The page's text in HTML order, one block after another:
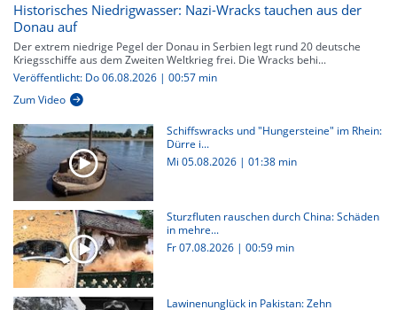
Historisches Niedrigwasser: Nazi-Wracks tauchen aus der
Donau auf
Der extrem niedrige Pegel der Donau in Serbien legt rund 20 deutsche
Kriegsschiffe aus dem Zweiten Weltkrieg frei. Die Wracks behi...
Veröffentlicht: Do 06.08.2026 | 00:57 min
Zum Video
Schiffswracks und "Hungersteine" im Rhein:
Dürre i...
Mi 05.08.2026 | 01:38 min
Sturzfluten rauschen durch China: Schäden
in mehre...
Fr 07.08.2026 | 00:59 min
Lawinenunglück in Pakistan: Zehn